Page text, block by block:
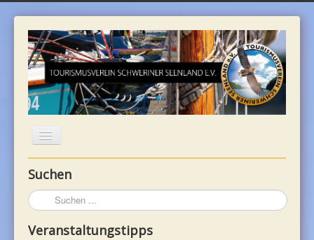
WILLKOMMEN
UNTERKÜNFTE
Suchen
Suchen
...
Veranstaltungstipps